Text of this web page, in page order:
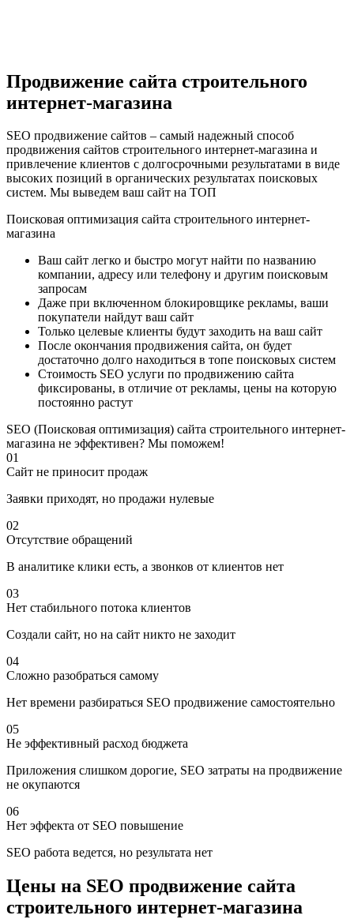
Продвижение сайта строительного
интернет-магазина
SEO продвижение сайтов – самый надежный способ
продвижения сайтов строительного интернет-магазина и
привлечение клиентов с долгосрочными результатами в виде
высоких позиций в органических результатах поисковых
систем. Мы выведем ваш сайт на ТОП
Поисковая оптимизация сайта строительного интернет-
магазина
Ваш сайт легко и быстро могут найти по названию
компании, адресу или телефону и другим поисковым
запросам
Даже при включенном блокировщике рекламы, ваши
покупатели найдут ваш сайт
Только целевые клиенты будут заходить на ваш сайт
После окончания продвижения сайта, он будет
достаточно долго находиться в топе поисковых систем
Стоимость SEO услуги по продвижению сайта
фиксированы, в отличие от рекламы, цены на которую
постоянно растут
SEO (Поисковая оптимизация) сайта строительного интернет-
магазина не эффективен? Мы поможем!
01
Сайт не приносит продаж
Заявки приходят, но продажи нулевые
02
Отсутствие обращений
В аналитике клики есть, а звонков от клиентов нет
03
Нет стабильного потока клиентов
Создали сайт, но на сайт никто не заходит
04
Сложно разобраться самому
Нет времени разбираться SEO продвижение самостоятельно
05
Не эффективный расход бюджета
Приложения слишком дорогие, SEO затраты на продвижение
не окупаются
06
Нет эффекта от SEO повышение
SEO работа ведется, но результата нет
Цены на SEO продвижение сайта
строительного интернет-магазина